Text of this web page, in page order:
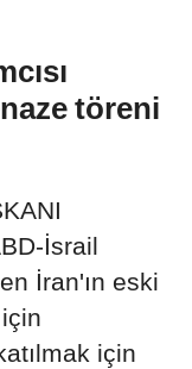
töreni
İsrail
İran'ın eski
için